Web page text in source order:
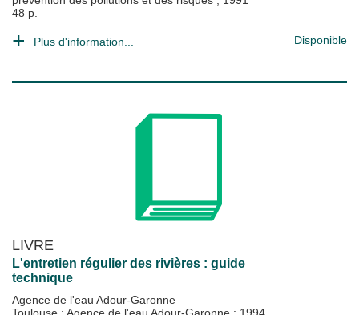
48 p.
Plus d'information... Disponible
LIVRE
L'entretien régulier des rivières : guide
technique
Agence de l'eau Adour-Garonne